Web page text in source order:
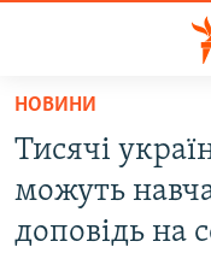
Перейти
основного
матеріалу
Перейти
до
ВОДА.КРИМ
ВІДЕО ТА ФОТО
НОВИНИ
Тисячі
можуть
доповідь на